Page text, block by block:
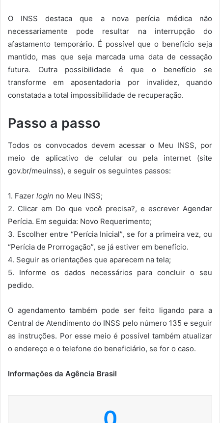
O INSS destaca que a nova perícia médica não
necessariamente pode resultar na interrupção do
afastamento temporário. É possível que o benefício seja
mantido, mas que seja marcada uma data de cessação
futura. Outra possibilidade é que o benefício se
transforme em aposentadoria por invalidez, quando
constatada a total impossibilidade de recuperação.
Passo a passo
Todos os convocados devem acessar o Meu INSS, por
meio de aplicativo de celular ou pela internet (site
gov.br/meuinss), e seguir os seguintes passos:
1. Fazer login no Meu INSS;
2. Clicar em Do que você precisa?, e escrever Agendar
Perícia. Em seguida: Novo Requerimento;
3. Escolher entre “Perícia Inicial”, se for a primeira vez, ou
“Perícia de Prorrogação”, se já estiver em benefício.
4. Seguir as orientações que aparecem na tela;
5. Informe os dados necessários para concluir o seu
pedido.
O agendamento também pode ser feito ligando para a
Central de Atendimento do INSS pelo número 135 e seguir
as instruções. Por esse meio é possível também atualizar
o endereço e o telefone do beneficiário, se for o caso.
Informações da Agência Brasil